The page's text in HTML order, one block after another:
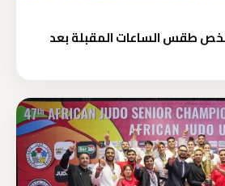
طقس الساعات المقبلة بعد